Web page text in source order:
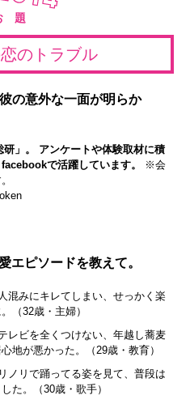
題
のトラブル
の意外な一面が明らか
」。 アンケートや体験取材に積
で活躍しています。
※会
エピソードを教えて。
混みにキレてしまい、せっかく楽
（32歳・主婦）
レビを全くつけない、年越し蕎麦
地が悪かった。（29歳・教育）
ノリで踊ってる姿を見て、普段は
た。（30歳・歌手）